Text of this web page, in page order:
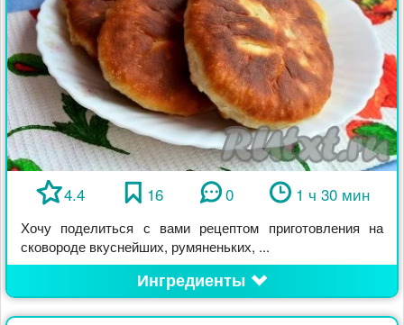
4.4 16 0 1 ч 30 мин
Хочу поделиться с вами рецептом приготовления на
сковороде вкуснейших, румяненьких, ...
Ингредиенты